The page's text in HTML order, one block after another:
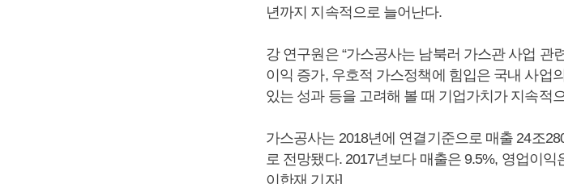
년까지 지속적으로 늘어난다.
강 연구원은 “가스공사는 남북러 가스관 사업
이익 증가, 우호적 가스정책에 힘입은 국내 사업
있는 성과 등을 고려해 볼 때 기업가치가 지속적
가스공사는 2018년에 연결기준으로 매출 24조
로 전망됐다. 2017년보다 매출은 9.5%, 영업이
이한재 기자]